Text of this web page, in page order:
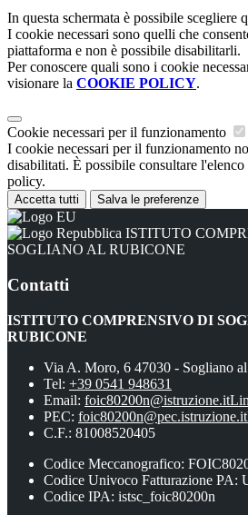
In questa schermata è possibile scegliere
I cookie necessari sono quelli che
piattaforma e non è possibile disabilitarli.
Per conoscere quali sono i cookie
visionare la COOKIE POLICY.
Cookie necessari per il funzionamento
I cookie necessari per il funzionamento
disabilitati. È possibile consultare
policy.
Accetta tutti Salva le preferenze
ISTITUTO
SOGLIANO AL RUBICONE
Contatti
ISTITUTO COMPRENSIVO DI
RUBICONE
Via A. Moro, 6 47030 - Sogliano
Tel: +39 0541 948631
Email: foic80200n@istruzione.it
PEC: foic80200n@pec.istruzione.it
C.F.: 81008520405
Codice Meccanografico:
Codice Univoco Fatturazione PA:
Codice IPA: istsc_foic80200n